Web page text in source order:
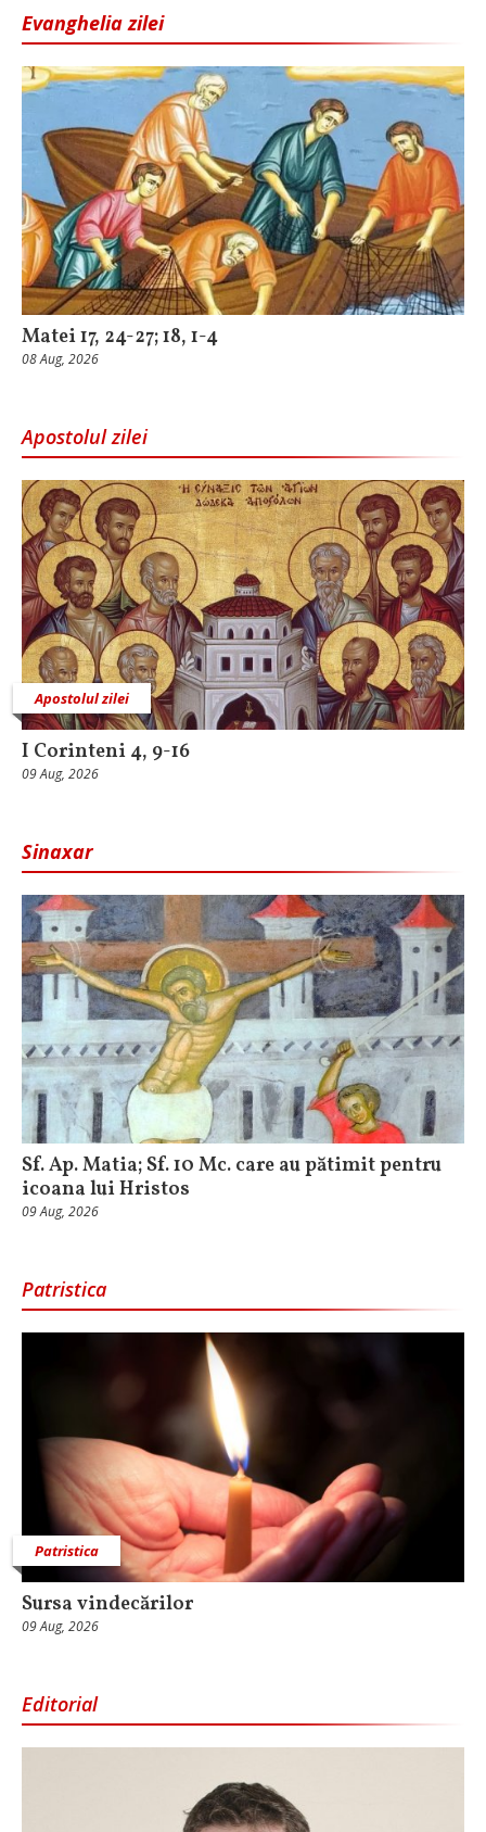
Evanghelia zilei
Matei 17, 24-27; 18, 1-4
08 Aug, 2026
Apostolul zilei
Apostolul zilei
I Corinteni 4, 9-16
09 Aug, 2026
Sinaxar
Sf. Ap. Matia; Sf. 10 Mc. care au pătimit pentru
icoana lui Hristos
09 Aug, 2026
Patristica
Patristica
Sursa vindecărilor
09 Aug, 2026
Editorial